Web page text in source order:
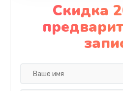
Скидка